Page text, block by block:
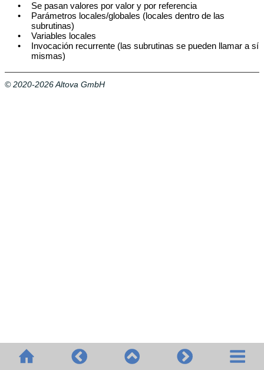
•
Se pasan valores por valor y por referencia
•
Parámetros locales/globales (locales dentro de las
subrutinas)
•
Variables locales
•
Invocación recurrente (las subrutinas se pueden llamar a sí
mismas)
© 2020-2026 Altova GmbH